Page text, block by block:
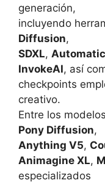
generación,
incluyendo
Diffusion,
SDXL,
InvokeAI, así
checkpoints
creativo.
Entre los
Pony Diffusion,
Anything V5,
Animagine XL,
especializados